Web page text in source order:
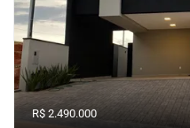
R$ 2.490.000